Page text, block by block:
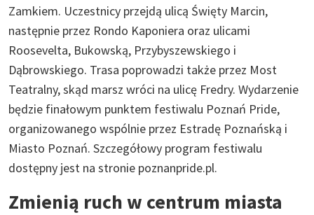
Zamkiem. Uczestnicy przejdą ulicą Święty Marcin,
następnie przez Rondo Kaponiera oraz ulicami
Roosevelta, Bukowską, Przybyszewskiego i
Dąbrowskiego. Trasa poprowadzi także przez Most
Teatralny, skąd marsz wróci na ulicę Fredry. Wydarzenie
będzie finałowym punktem festiwalu Poznań Pride,
organizowanego wspólnie przez Estradę Poznańską i
Miasto Poznań. Szczegółowy program festiwalu
dostępny jest na stronie poznanpride.pl.
Zmienią ruch w centrum miasta